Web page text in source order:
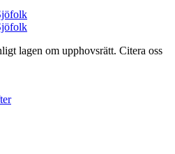
lagen om upphovsrätt. Citera oss